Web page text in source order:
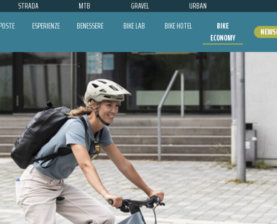
STRADA MTB GRAVEL URBAN
ESPERIENZE BENESSERE BIKE LAB BIKE HOTEL
BIKE
ECONOMY